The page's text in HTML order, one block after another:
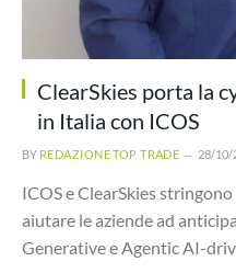
ClearSkies porta la
in Italia con ICOS
BY REDAZIONE TOP TRADE 28/10/
ICOS e ClearSkies
aiutare le aziende ad
Generative e Agentic AI-